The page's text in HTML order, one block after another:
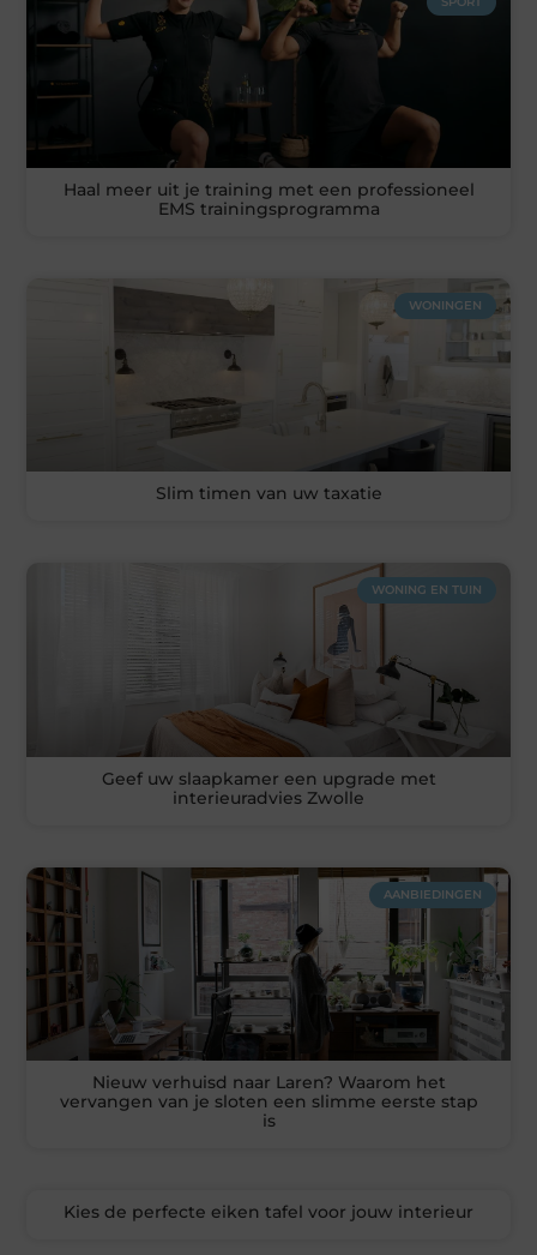
Haal meer uit je training met een professioneel
EMS trainingsprogramma
WONINGEN
Slim timen van uw taxatie
WONING EN TUIN
Geef uw slaapkamer een upgrade met
interieuradvies Zwolle
AANBIEDINGEN
Nieuw verhuisd naar Laren? Waarom het
vervangen van je sloten een slimme eerste stap
is
Kies de perfecte eiken tafel voor jouw interieur